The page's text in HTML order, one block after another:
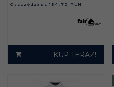
Oszczędzasz 154.70 PLN
KUP TERAZ!